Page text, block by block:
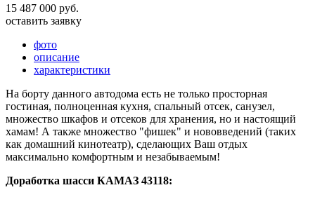
15 487 000 руб.
оставить заявку
фото
описание
характеристики
На борту данного автодома есть не только просторная
гостиная, полноценная кухня, спальный отсек, санузел,
множество шкафов и отсеков для хранения, но и настоящий
хамам! А также множество "фишек" и нововведений (таких
как домашний кинотеатр), сделающих Ваш отдых
максимально комфортным и незабываемым!
Доработка шасси КАМАЗ 43118: